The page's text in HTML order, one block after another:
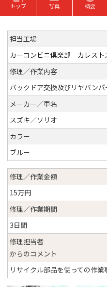
トップ 写真 概要
担当工場
カーコンビニ倶楽部 カレス
修理／作業内容
バックドア交換及びリヤバンパ
メーカー／車名
スズキ／ソリオ
カラー
ブルー
修理／作業金額
15万円
修理／作業期間
3日間
修理担当者
からのコメント
リサイクル部品を使っての作業